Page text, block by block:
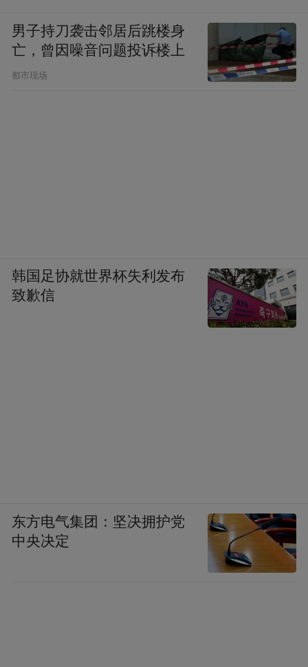
男子持刀袭击邻居后跳楼身
亡，曾因噪音问题投诉楼上
都市现场
韩国足协就世界杯失利发布
致歉信
东方电气集团：坚决拥护党
中央决定